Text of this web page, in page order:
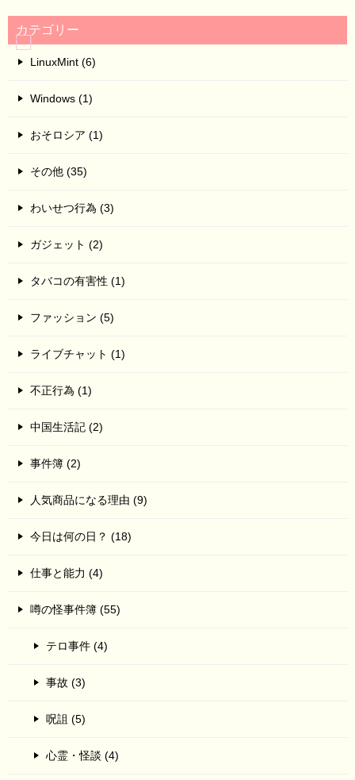
カテゴリー
LinuxMint (6)
Windows (1)
おそロシア (1)
その他 (35)
わいせつ行為 (3)
ガジェット (2)
タバコの有害性 (1)
ファッション (5)
ライブチャット (1)
不正行為 (1)
中国生活記 (2)
事件簿 (2)
人気商品になる理由 (9)
今日は何の日？ (18)
仕事と能力 (4)
噂の怪事件簿 (55)
テロ事件 (4)
事故 (3)
呪詛 (5)
心霊・怪談 (4)